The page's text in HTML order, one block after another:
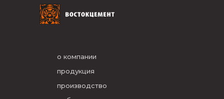
о компании
продукция
производство